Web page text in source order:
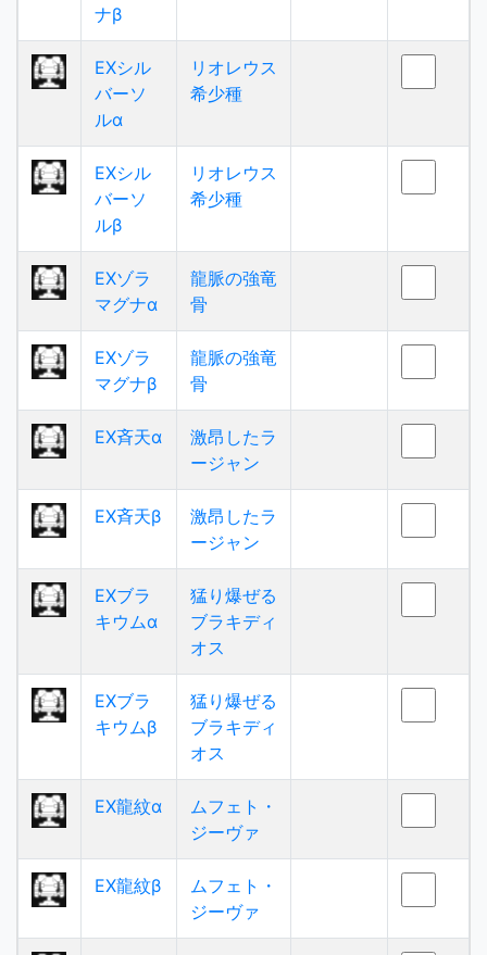
ナβ
EXシル
バーソ
ルα
リオレウス
希少種
EXシル
バーソ
ルβ
リオレウス
希少種
EXゾラ
マグナα
龍脈の強竜
骨
EXゾラ
マグナβ
龍脈の強竜
骨
EX斉天α
激昂したラ
ージャン
EX斉天β
激昂したラ
ージャン
EXブラ
キウムα
猛り爆ぜる
ブラキディ
オス
EXブラ
キウムβ
猛り爆ぜる
ブラキディ
オス
EX龍紋α
ムフェト・
ジーヴァ
EX龍紋β
ムフェト・
ジーヴァ